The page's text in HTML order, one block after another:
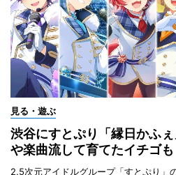
見る・遊ぶ
渋谷にすとぷり「縁日かふ
や楽曲流して育てたイチゴも
2.5次元アイドルグループ「すとぷり」